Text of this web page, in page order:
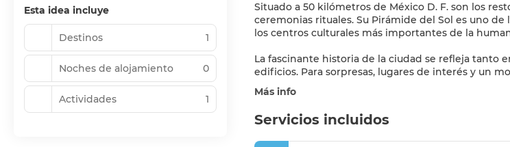
Situado a 50 kilómetros de México D. F. son los
ceremonias rituales. Su Pirámide del Sol es uno
los centros culturales más importantes de la
La fascinante historia de la ciudad se refleja tanto
Más info
Servicios incluidos
Esta idea incluye
Destinos 1
Noches de alojamiento 0
Actividades 1